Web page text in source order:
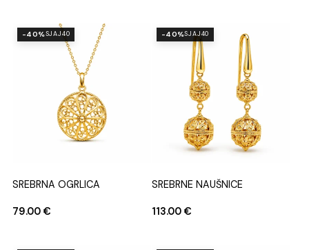
SREBRNA OGRLICA
79.00€
-40%SJAJ40
SREBRNE NAUŠNICE
113.00€
-40%SJAJ40